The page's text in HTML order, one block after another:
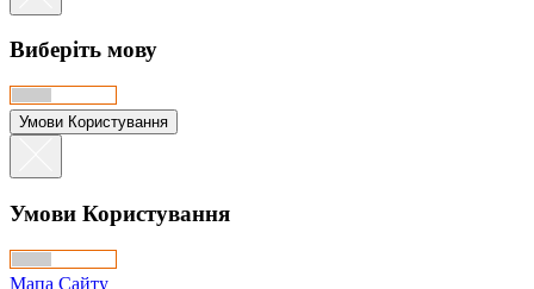
Виберіть мову
Умови Користування
Умови Користування
Мапа Сайту